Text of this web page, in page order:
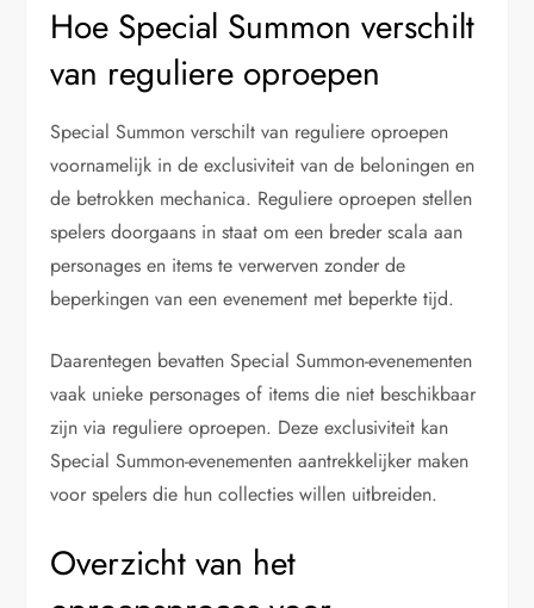
Hoe Special Summon verschilt
van reguliere oproepen
Special Summon verschilt van reguliere oproepen
voornamelijk in de exclusiviteit van de beloningen en
de betrokken mechanica. Reguliere oproepen stellen
spelers doorgaans in staat om een breder scala aan
personages en items te verwerven zonder de
beperkingen van een evenement met beperkte tijd.
Daarentegen bevatten Special Summon-evenementen
vaak unieke personages of items die niet beschikbaar
zijn via reguliere oproepen. Deze exclusiviteit kan
Special Summon-evenementen aantrekkelijker maken
voor spelers die hun collecties willen uitbreiden.
Overzicht van het